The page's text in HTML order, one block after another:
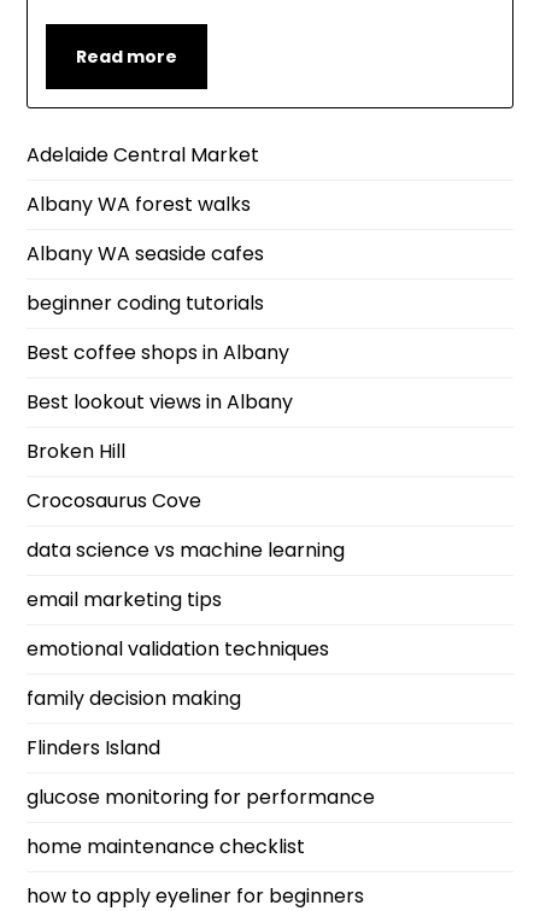
Read more
Adelaide Central Market
Albany WA forest walks
Albany WA seaside cafes
beginner coding tutorials
Best coffee shops in Albany
Best lookout views in Albany
Broken Hill
Crocosaurus Cove
data science vs machine learning
email marketing tips
emotional validation techniques
family decision making
Flinders Island
glucose monitoring for performance
home maintenance checklist
how to apply eyeliner for beginners